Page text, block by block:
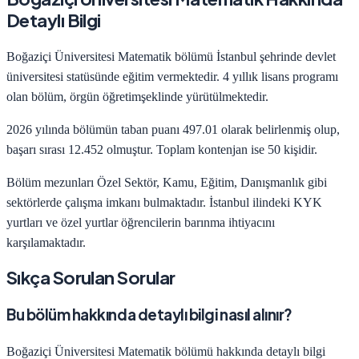
Detaylı Bilgi
Boğaziçi Üniversitesi Matematik bölümü İstanbul şehrinde devlet
üniversitesi statüsünde eğitim vermektedir. 4 yıllık lisans programı
olan bölüm, örgün öğretimşeklinde yürütülmektedir.
2026 yılında bölümün taban puanı 497.01 olarak belirlenmiş olup,
başarı sırası 12.452 olmuştur. Toplam kontenjan ise 50 kişidir.
Bölüm mezunları Özel Sektör, Kamu, Eğitim, Danışmanlık gibi
sektörlerde çalışma imkanı bulmaktadır. İstanbul ilindeki KYK
yurtları ve özel yurtlar öğrencilerin barınma ihtiyacını
karşılamaktadır.
Sıkça Sorulan Sorular
Bu bölüm hakkında detaylı bilgi nasıl alınır?
Boğaziçi Üniversitesi Matematik bölümü hakkında detaylı bilgi